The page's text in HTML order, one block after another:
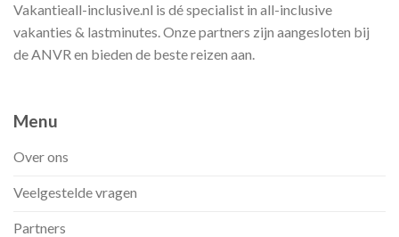
Vakantieall-inclusive.nl is dé specialist in all-inclusive
vakanties & lastminutes. Onze partners zijn aangesloten bij
de ANVR en bieden de beste reizen aan.
Menu
Over ons
Veelgestelde vragen
Partners